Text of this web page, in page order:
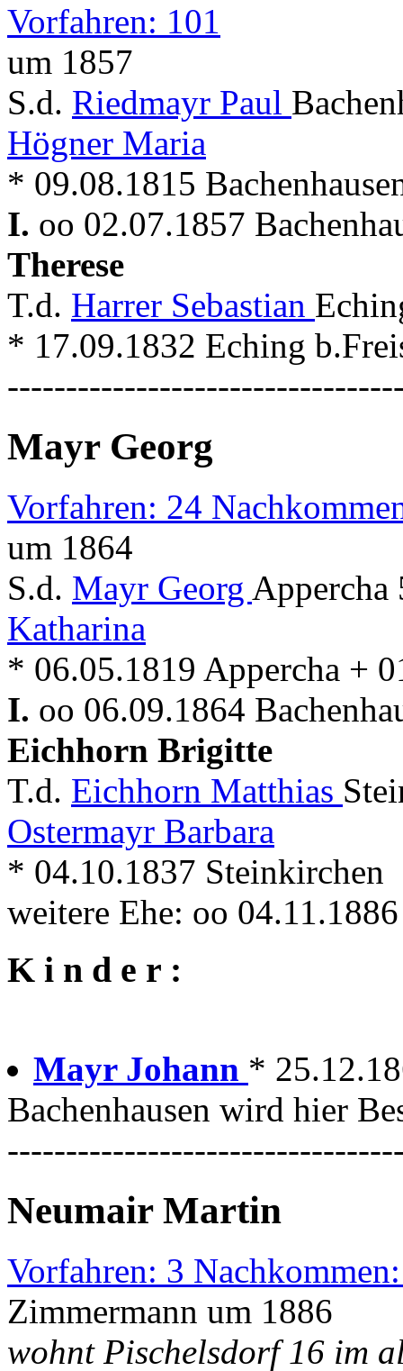
Vorfahren: 101
um 1857
S.d. Riedmayr Paul
Högner Maria
* 09.08.1815
I. oo 02.07.1857
Therese
T.d. Harrer Sebastian
* 17.09.1832 Eching
Mayr Georg
Vorfahren: 24
um 1864
S.d. Mayr Georg
Katharina
* 06.05.1819 Appercha +
I. oo 06.09.1864
Eichhorn Brigitte
T.d. Eichhorn Matthias
Ostermayr Barbara
* 04.10.1837 Steinkirchen
weitere Ehe: oo
K i n d e r :
Mayr Johann *
Bachenhausen wird hier
Neumair Martin
Vorfahren: 3
Zimmermann um 1886
wohnt Pischelsdorf 16 im